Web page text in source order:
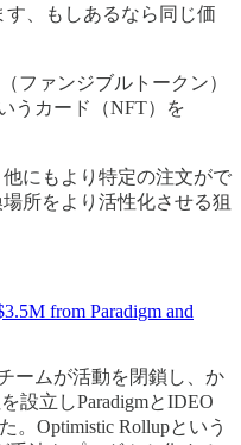
す、もしあるなら同じ価
ファンジブルトークン）
うカード（NFT）を
にもより特定の注文がで
所をより活性化させる狙
from Paradigm and
ームが活動を閉鎖し、か
設立しParadigmとIDEO
。Optimistic Rollupという